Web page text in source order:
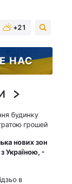
+21
НАС
будинку
грошей
нових зон
Україною, -
в